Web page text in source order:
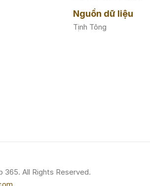
Nguồn dữ liệu
Tịnh Tông
365. All Rights Reserved.